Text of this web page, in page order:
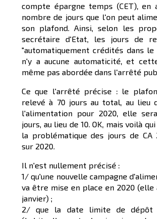
compte épargne temps (CET), en
nombre de jours que l'on peut
son plafond. Ainsi, selon les
secrétaire d'Etat, les jours de
"automatiquement crédités dans le
n'y a aucune automaticité, et
même pas abordée dans l'arrêté
Ce que l'arrêté précise : le
relevé à 70 jours au total, au lieu
l'alimentation pour 2020, elle
jours, au lieu de 10. OK, mais voilà
la problématique des jours de CA
sur 2020.
Il n'est nullement précisé :
1/ qu'une nouvelle campagne
va être mise en place en 2020 (elle
janvier) ;
2/ que la date limite de dépôt